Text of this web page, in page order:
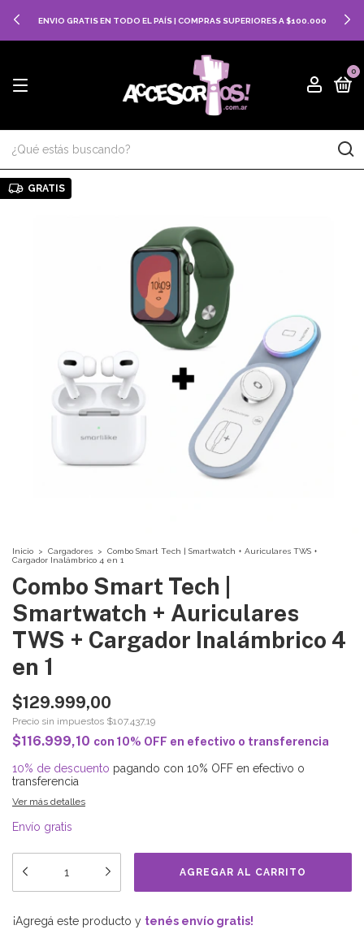
ENVIO GRATIS EN TODO EL PAÍS | COMPRAS SUPERIORES A $100.000
0
GRATIS
Inicio > Cargadores >
Combo Smart Tech | Smartwatch + Auriculares TWS +
Cargador Inalámbrico 4 en 1
Combo Smart Tech |
Smartwatch + Auriculares
TWS + Cargador Inalámbrico 4
en 1
$129.999,00
Precio sin impuestos $107.437,19
$116.999,10 con 10% OFF en efectivo o transferencia
10% de descuento pagando con 10% OFF en efectivo o
transferencia
Ver más detalles
Envío gratis
¡Agregá este producto y tenés envío gratis!